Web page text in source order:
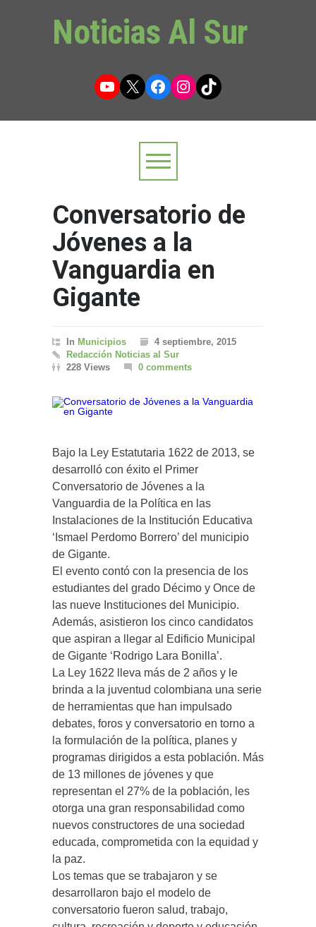
Noticias Al Sur
YouTube
X Facebook
Instagram
TikTok
Conversatorio de
Jóvenes a la
Vanguardia en
Gigante
In Municipios
4 septiembre, 2015
Redacción Noticias al Sur
228 Views
0 comments
Bajo la Ley Estatutaria 1622 de 2013, se
desarrolló con éxito el Primer
Conversatorio de Jóvenes a la
Vanguardia de la Política en las
Instalaciones de la Institución Educativa
‘Ismael Perdomo Borrero’ del municipio
de Gigante.
El evento contó con la presencia de los
estudiantes del grado Décimo y Once de
las nueve Instituciones del Municipio.
Además, asistieron los cinco candidatos
que aspiran a llegar al Edificio Municipal
de Gigante ‘Rodrigo Lara Bonilla’.
La Ley 1622 lleva más de 2 años y le
brinda a la juventud colombiana una serie
de herramientas que han impulsado
debates, foros y conversatorio en torno a
la formulación de la política, planes y
programas dirigidos a esta población. Más
de 13 millones de jóvenes y que
representan el 27% de la población, les
otorga una gran responsabilidad como
nuevos constructores de una sociedad
educada, comprometida con la equidad y
la paz.
Los temas que se trabajaron y se
desarrollaron bajo el modelo de
conversatorio fueron salud, trabajo,